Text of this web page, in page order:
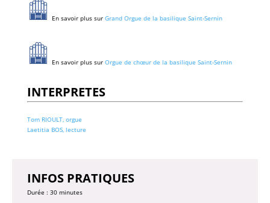
En savoir plus sur Grand Orgue de la basilique Saint-Sernin
En savoir plus sur Orgue de chœur de la basilique Saint-Sernin
INTERPRETES
Tom RIOULT, orgue
Laetitia BOS, lecture
INFOS PRATIQUES
Durée : 30 minutes